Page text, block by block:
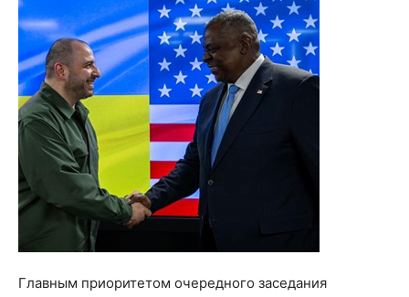
Главным приоритетом очередного заседания